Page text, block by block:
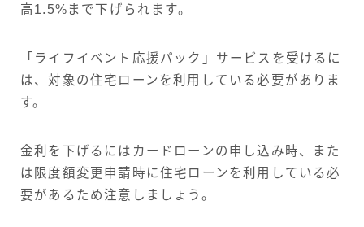
高1.5%まで下げられます。
「ライフイベント応援パック」サービスを受けるに
は、対象の住宅ローンを利用している必要がありま
す。
金利を下げるにはカードローンの申し込み時、また
は限度額変更申請時に住宅ローンを利用している必
要があるため注意しましょう。